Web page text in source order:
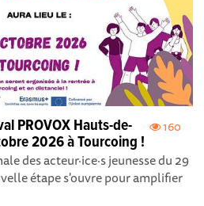
160
PROVOX Hauts-de-
2026 à Tourcoing !
des acteur·ice·s jeunesse du 29
étape s'ouvre pour amplifier